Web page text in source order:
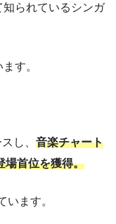
られているシンガ
す。
し、 音楽チャート
首位を獲得。
います。